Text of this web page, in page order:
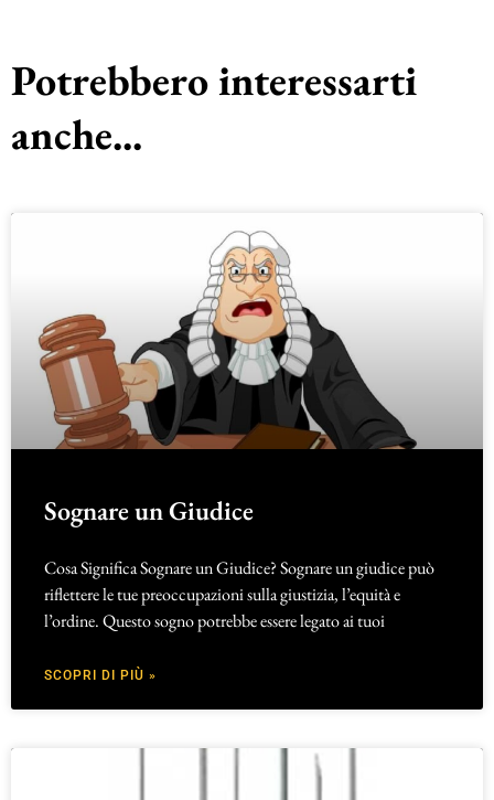
Potrebbero interessarti
anche...
Sognare un Giudice
Cosa Significa Sognare un Giudice? Sognare un giudice può
riflettere le tue preoccupazioni sulla giustizia, l’equità e
l’ordine. Questo sogno potrebbe essere legato ai tuoi
SCOPRI DI PIÙ »